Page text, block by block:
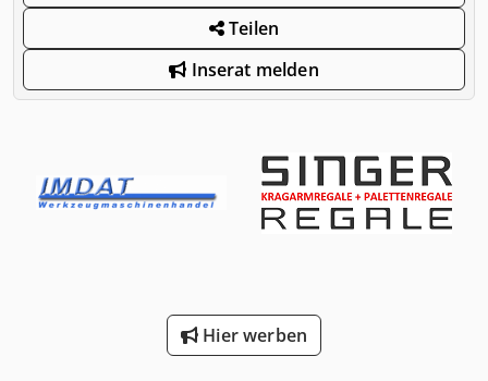
Teilen
Inserat melden
Hier werben